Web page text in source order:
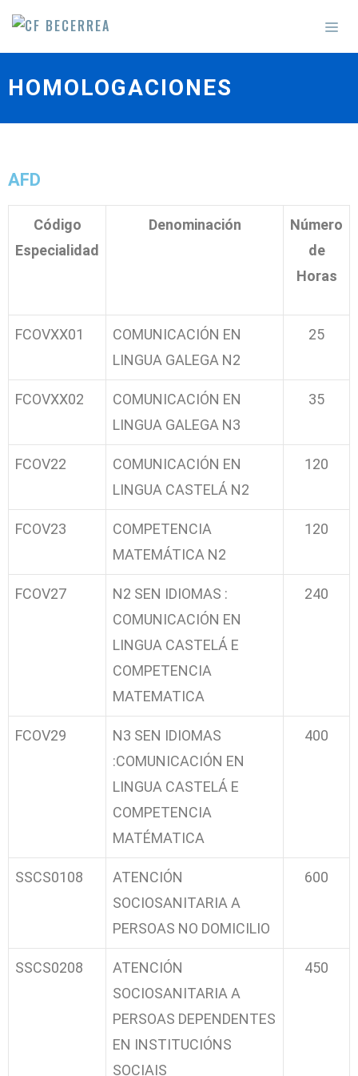
HOMOLOGACIONES
AFD
Código
Especialidad
Denominación
Número
de
Horas
FCOVXX01
COMUNICACIÓN EN
LINGUA GALEGA N2
25
FCOVXX02
COMUNICACIÓN EN
LINGUA GALEGA N3
35
FCOV22
COMUNICACIÓN EN
LINGUA CASTELÁ N2
120
FCOV23
COMPETENCIA
MATEMÁTICA N2
120
FCOV27
N2 SEN IDIOMAS :
COMUNICACIÓN EN
LINGUA CASTELÁ E
COMPETENCIA
MATEMATICA
240
FCOV29
N3 SEN IDIOMAS
:COMUNICACIÓN EN
LINGUA CASTELÁ E
COMPETENCIA
MATÉMATICA
400
SSCS0108
ATENCIÓN
SOCIOSANITARIA A
PERSOAS NO DOMICILIO
600
SSCS0208
ATENCIÓN
SOCIOSANITARIA A
PERSOAS DEPENDENTES
EN INSTITUCIÓNS
SOCIAIS
450